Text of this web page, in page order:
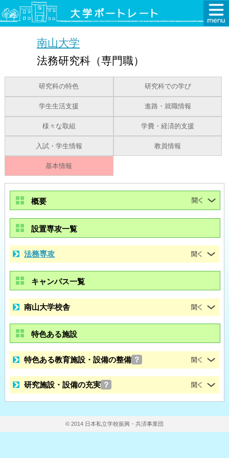
南山大学
法務研究科（専門職）
研究科の特色 研究科での学び
学生生活支援 進路・就職情報
様々な取組 学費・経済的支援
入試・学生情報 教員情報
基本情報
概要
設置専攻一覧
法務専攻
キャンパス一覧
南山大学校舎
特色ある施設
特色ある教育施設・設備の整備 ？
研究施設・設備の充実 ？
© 2014 日本私立学校振興・共済事業団